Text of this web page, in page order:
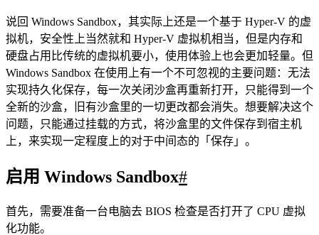
说回 Windows Sandbox，其实际上还是一个基于 Hyper-V 的虚
拟机，安全性上当然就和 Hyper-V 虚拟机相当，但是内存和
硬盘占用比传统的虚拟机要小，使用体验上也会更加轻量。但
Windows Sandbox 在使用上有一个不可忽视的主要问题：无法
实现持久化保存，每一次关闭沙盒再重新打开，只能得到一个
全新的沙盒，旧有沙盒里的一切更改都会消失。想要解决这个
问题，只能通过挂载的方式，将沙盒里的文件保存到宿主机
上，来实现一定程度上的对于中间态的「保存」。
启用 Windows Sandbox#
首先，需要准备一台电脑去 BIOS 检查是否打开了 CPU 虚拟
化功能。